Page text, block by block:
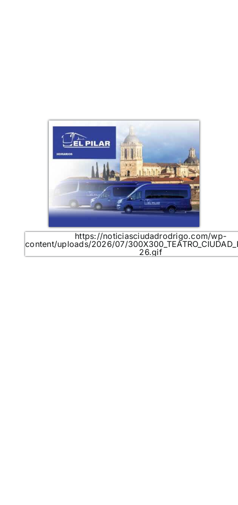
https://noticiasciudadrodrigo.com/wp-
content/uploads/2026/07/
26.gif